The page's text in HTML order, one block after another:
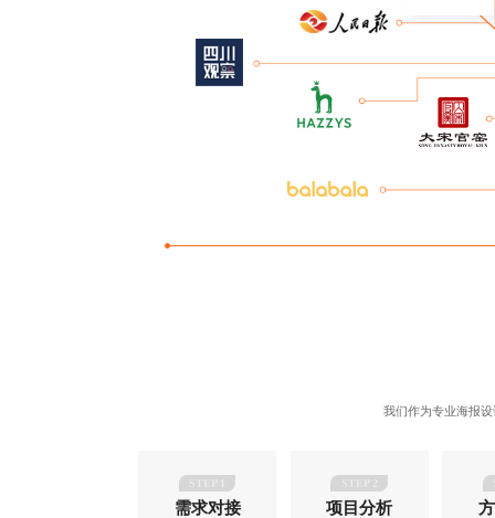
我们作为专业海报
需求对接 项目分析